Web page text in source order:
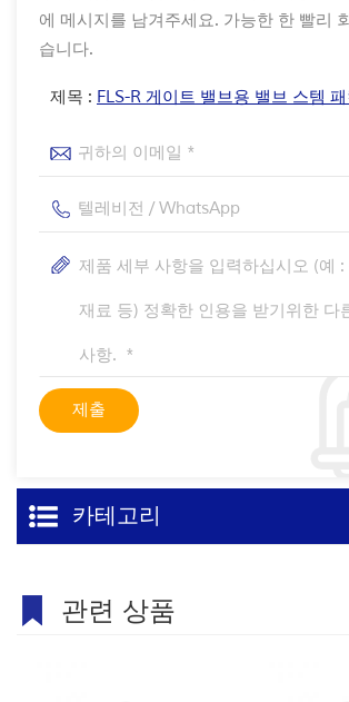
에 메시지를 남겨주세요. 가능한 한 빨리
습니다.
제목 : FLS-R 게이트 밸브용 밸브 스템 패
카테고리
관련 상품